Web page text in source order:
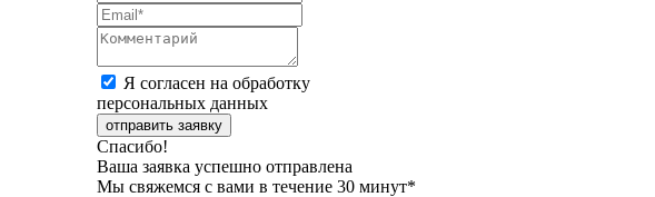
Я согласен на обработку
персональных данных
отправить заявку
Спасибо!
Ваша заявка успешно отправлена
Мы свяжемся с вами в течение 30 минут*